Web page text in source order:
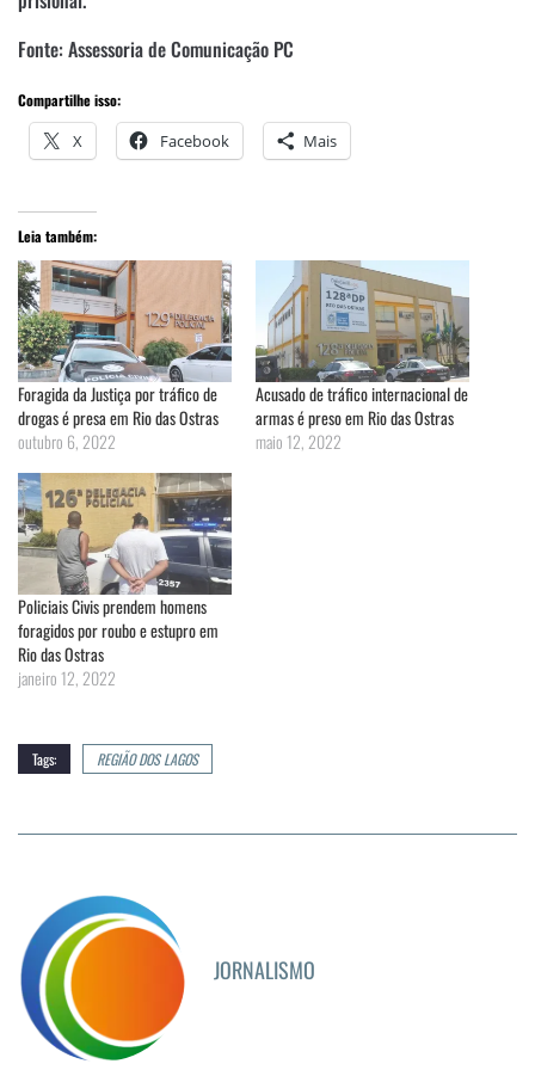
Fonte: Assessoria de Comunicação PC
Compartilhe isso:
X Facebook Mais
Leia também:
Foragida da Justiça por tráfico de
drogas é presa em Rio das Ostras
outubro 6, 2022
Acusado de tráfico internacional de
armas é preso em Rio das Ostras
maio 12, 2022
Policiais Civis prendem homens
foragidos por roubo e estupro em
Rio das Ostras
janeiro 12, 2022
Tags: REGIÃO DOS LAGOS
JORNALISMO